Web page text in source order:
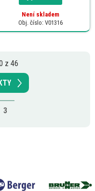
Není skladem
Obj. číslo: V01316
z 46
3